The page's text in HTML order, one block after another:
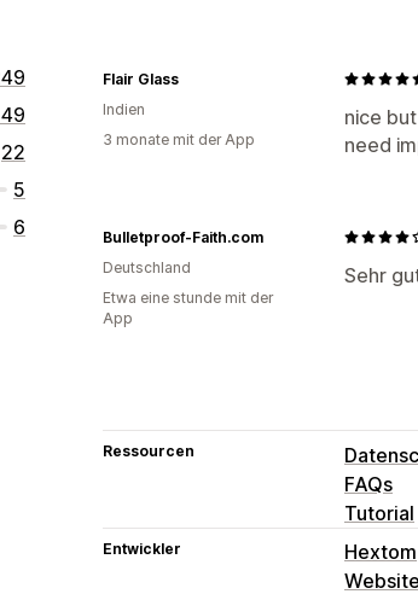
22
5
6
nice
need
Flair Glass
Indien
3 monate mit der App
Sehr
Bulletproof-Faith.com
Deutschland
Etwa eine stunde mit der
App
Ressourcen
FAQs
Tutorial
Entwickler
Hextom
Website